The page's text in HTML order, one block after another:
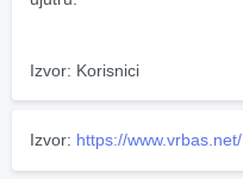
Izvor: Korisnici
Izvor: https://www.vrbas.net/